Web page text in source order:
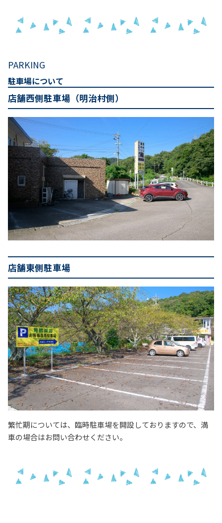
PARKING
駐車場について
店舗西側駐車場（明治村側）
店舗東側駐車場
繁忙期については、臨時駐車場を開設しておりますので、満
車の場合はお問い合わせください。